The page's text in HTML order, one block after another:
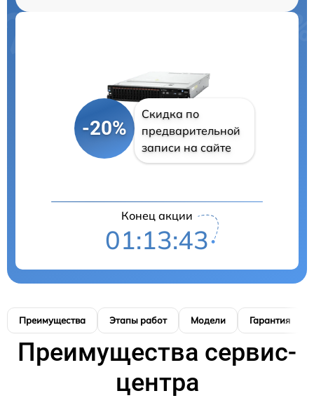
-20%
Скидка по
предварительной
записи на сайте
Конец акции
01:13:42
Преимущества Этапы работ Модели Гарантия
Преимущества сервис-
центра